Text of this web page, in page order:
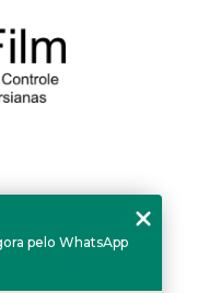
pelo WhatsApp